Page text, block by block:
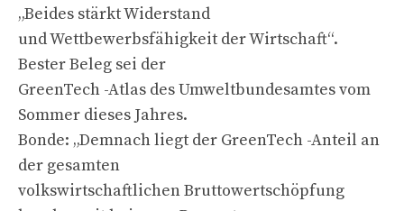
„Beides stärkt Widerstand
und Wettbewerbsfähigkeit der Wirtschaft“.
Bester Beleg sei der
GreenTech -Atlas des Umweltbundesamtes vom
Sommer dieses Jahres.
Bonde: „Demnach liegt der GreenTech -Anteil an
der gesamten
volkswirtschaftlichen Bruttowertschöpfung